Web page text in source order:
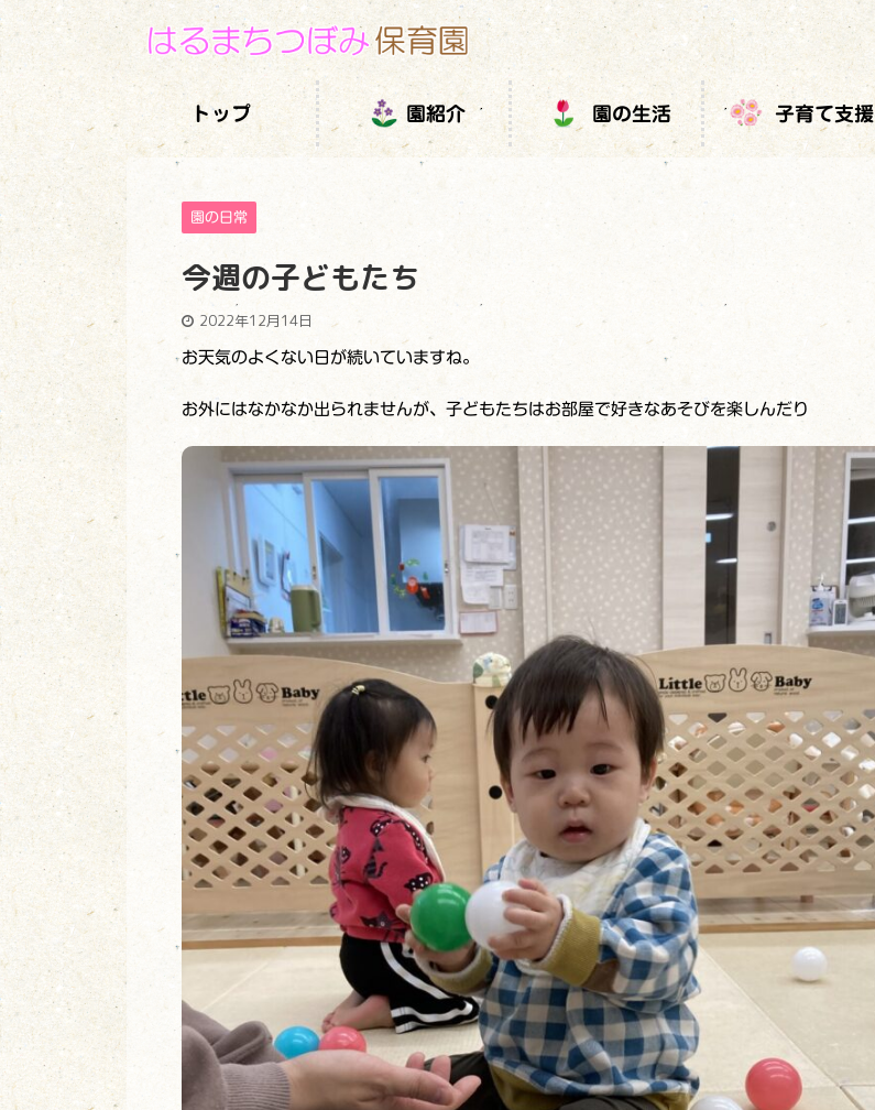
トップ 園紹介 園の生活 子育て支援
園の日常
今週の子どもたち
2022年12月14日
お天気のよくない日が続いていますね。
お外にはなかなか出られませんが、子どもたちはお部屋で好きなあそびを楽しんだり